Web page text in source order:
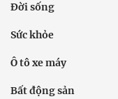
Đời sống
Sức khỏe
Ô tô xe máy
Bất động sản